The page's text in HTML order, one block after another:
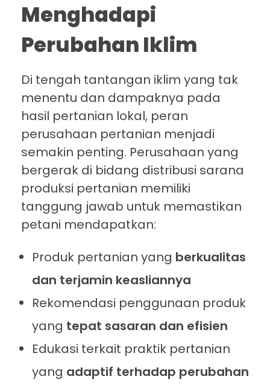
Menghadapi
Perubahan Iklim
Di tengah tantangan iklim yang tak
menentu dan dampaknya pada
hasil pertanian lokal, peran
perusahaan pertanian menjadi
semakin penting. Perusahaan yang
bergerak di bidang distribusi sarana
produksi pertanian memiliki
tanggung jawab untuk memastikan
petani mendapatkan:
Produk pertanian yang berkualitas
dan terjamin keasliannya
Rekomendasi penggunaan produk
yang tepat sasaran dan efisien
Edukasi terkait praktik pertanian
yang adaptif terhadap perubahan